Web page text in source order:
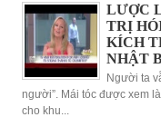
LƯỢC
TRỊ
KÍCH
NHẬT
Người ta
người”. Mái tóc được xem
cho khu...